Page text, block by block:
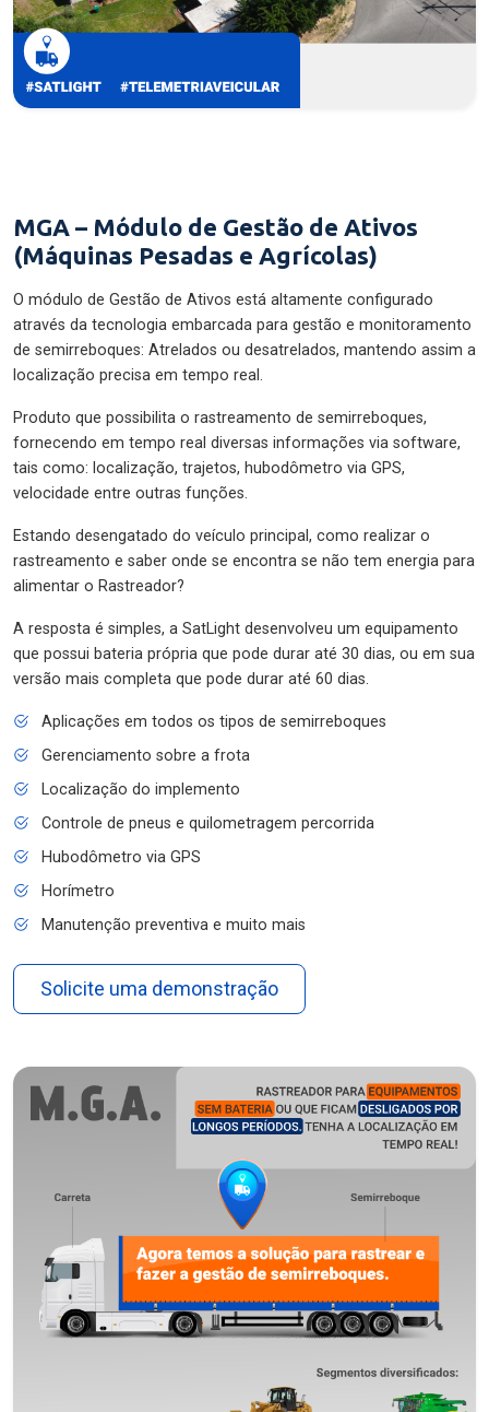
MGA – Módulo de Gestão de Ativos
(Máquinas Pesadas e Agrícolas)
O módulo de Gestão de Ativos está altamente configurado
através da tecnologia embarcada para gestão e monitoramento
de semirreboques: Atrelados ou desatrelados, mantendo assim a
localização precisa em tempo real.
Produto que possibilita o rastreamento de semirreboques,
fornecendo em tempo real diversas informações via software,
tais como: localização, trajetos, hubodômetro via GPS,
velocidade entre outras funções.
Estando desengatado do veículo principal, como realizar o
rastreamento e saber onde se encontra se não tem energia para
alimentar o Rastreador?
A resposta é simples, a SatLight desenvolveu um equipamento
que possui bateria própria que pode durar até 30 dias, ou em sua
versão mais completa que pode durar até 60 dias.
Aplicações em todos os tipos de semirreboques
Gerenciamento sobre a frota
Localização do implemento
Controle de pneus e quilometragem percorrida
Hubodômetro via GPS
Horímetro
Manutenção preventiva e muito mais
Solicite uma demonstração